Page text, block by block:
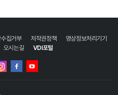
집거부 저작권정책
영상정보처리기기
오시는길 VDI포털
버
인스타그램